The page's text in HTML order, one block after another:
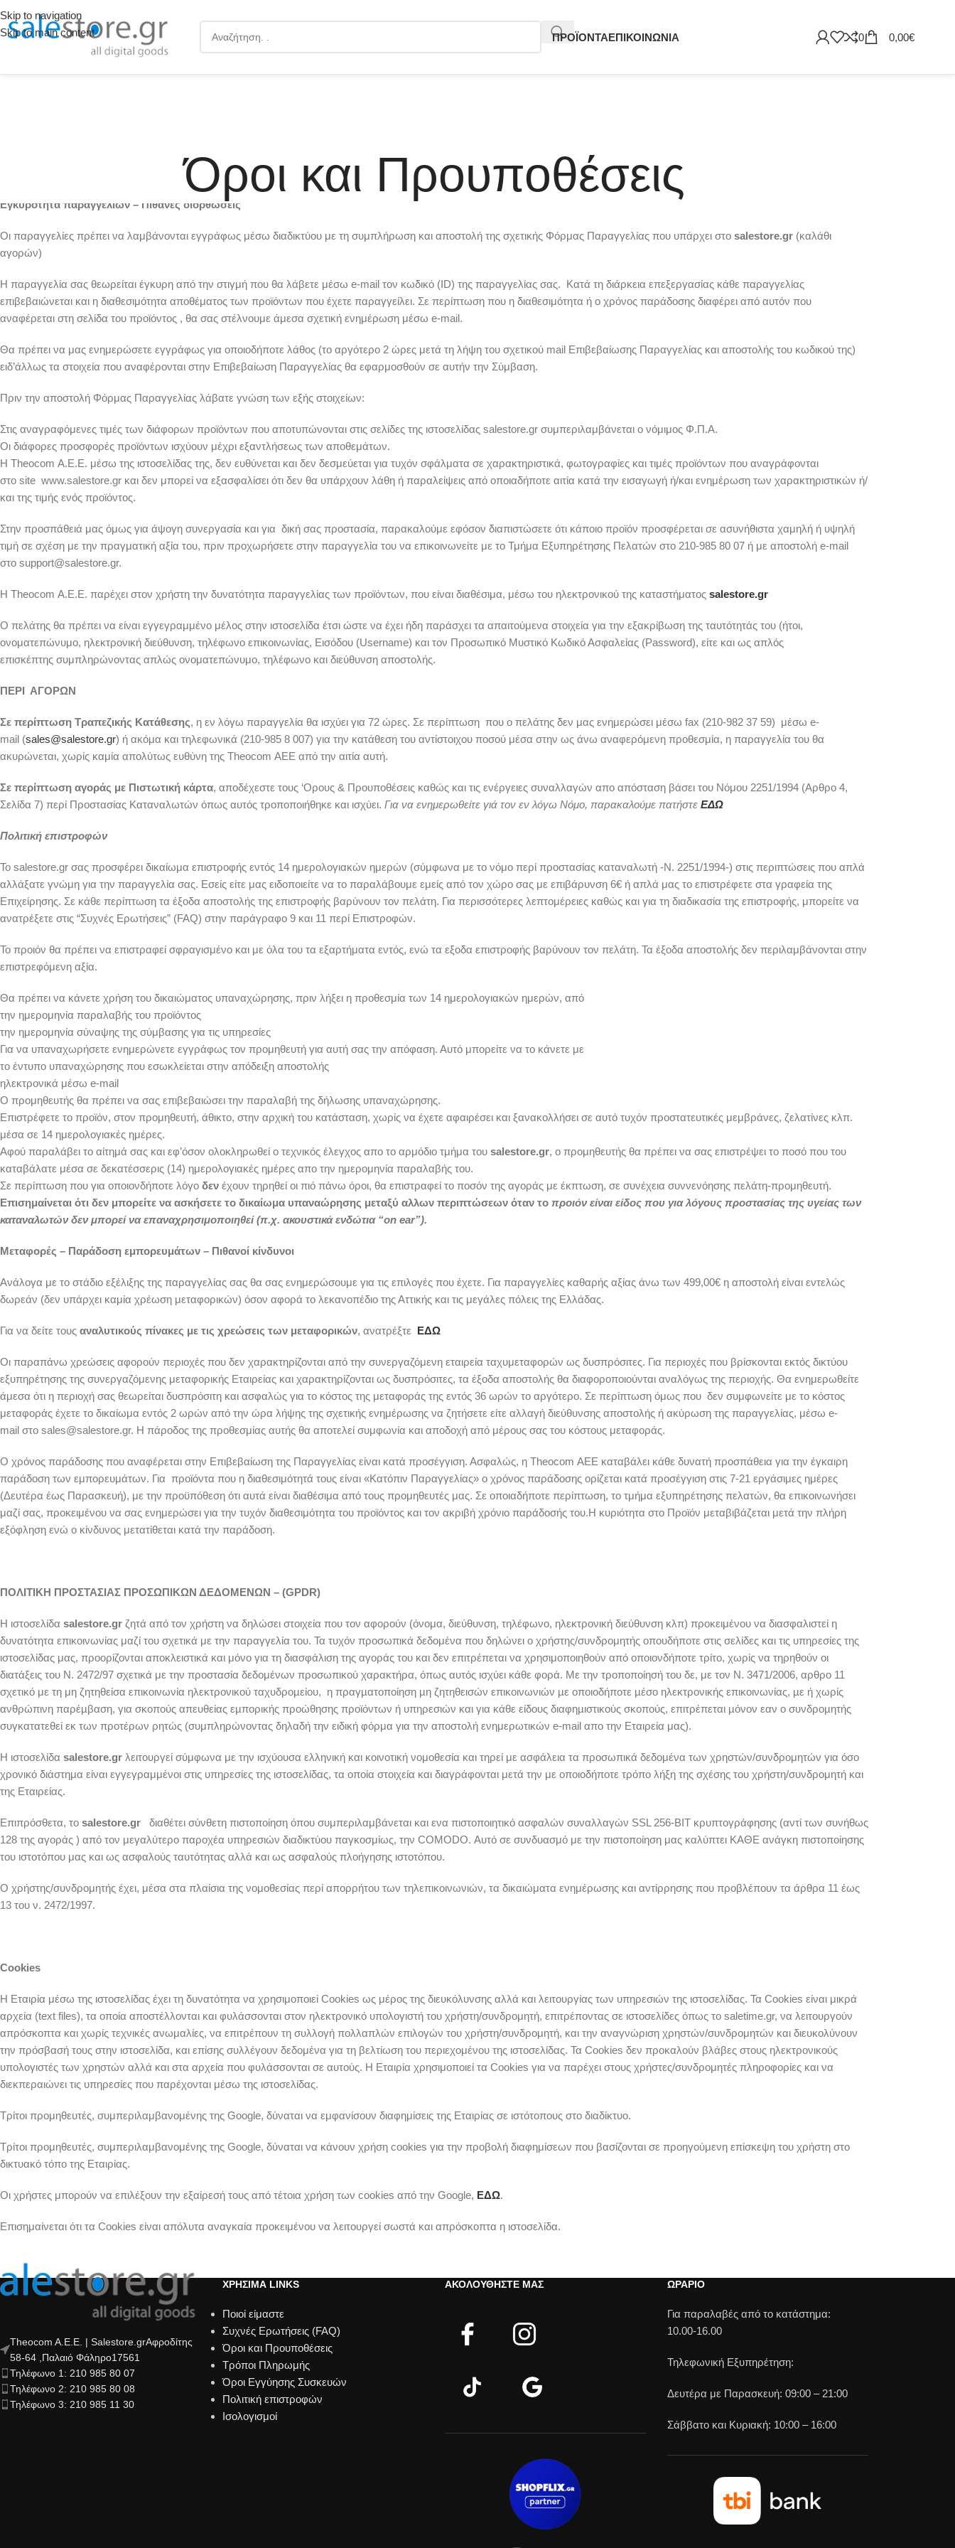
Skip to navigation
Skip to main content
ΠΡΟΪΟΝΤΑΕΠΙΚΟΙΝΩΝΙΑ 0 0,00€
Όροι και Προυποθέσεις
Εγκυρότητα παραγγελιών – Πιθανές διορθώσεις
Οι παραγγελίες πρέπει να λαμβάνονται εγγράφως μέσω διαδικτύου με τη συμπλήρωση και αποστολή της σχετικής Φόρμας Παραγγελίας που υπάρχει στο salestore.gr (καλάθι
αγορών)
H παραγγελία σας θεωρείται έγκυρη από την στιγμή που θα λάβετε μέσω e-mail τον κωδικό (ID) της παραγγελίας σας. Κατά τη διάρκεια επεξεργασίας κάθε παραγγελίας
επιβεβαιώνεται και η διαθεσιμότητα αποθέματος των προϊόντων που έχετε παραγγείλει. Σε περίπτωση που η διαθεσιμότητα ή ο χρόνος παράδοσης διαφέρει από αυτόν που
αναφέρεται στη σελίδα του προϊόντος , θα σας στέλνουμε άμεσα σχετική ενημέρωση μέσω e-mail.
Θα πρέπει να μας ενημερώσετε εγγράφως για οποιοδήποτε λάθος (το αργότερο 2 ώρες μετά τη λήψη του σχετικού mail Επιβεβαίωσης Παραγγελίας και αποστολής του κωδικού της)
ειδ’άλλως τα στοιχεία που αναφέρονται στην Επιβεβαίωση Παραγγελίας θα εφαρμοσθούν σε αυτήν την Σύμβαση.
Πριν την αποστολή Φόρμας Παραγγελίας λάβατε γνώση των εξής στοιχείων:
Στις αναγραφόμενες τιμές των διάφορων προϊόντων που αποτυπώνονται στις σελίδες της ιστοσελίδας salestore.gr συμπεριλαμβάνεται ο νόμιμος Φ.Π.Α.
Οι διάφορες προσφορές προϊόντων ισχύουν μέχρι εξαντλήσεως των αποθεμάτων.
Η Theocom Α.Ε.E. μέσω της ιστοσελίδας της, δεν ευθύνεται και δεν δεσμεύεται για τυχόν σφάλματα σε χαρακτηριστικά, φωτογραφίες και τιμές προϊόντων που αναγράφονται
στο site www.salestore.gr και δεν μπορεί να εξασφαλίσει ότι δεν θα υπάρχουν λάθη ή παραλείψεις από οποιαδήποτε αιτία κατά την εισαγωγή ή/και ενημέρωση των χαρακτηριστικών ή/
και της τιμής ενός προϊόντος.
Στην προσπάθειά μας όμως για άψογη συνεργασία και για δική σας προστασία, παρακαλούμε εφόσον διαπιστώσετε ότι κάποιο προϊόν προσφέρεται σε ασυνήθιστα χαμηλή ή υψηλή
τιμή σε σχέση με την πραγματική αξία του, πριν προχωρήσετε στην παραγγελία του να επικοινωνείτε με το Τμήμα Εξυπηρέτησης Πελατών στο 210-985 80 07 ή με αποστολή e-mail
στο support@salestore.gr.
Η Theocom Α.Ε.E. παρέχει στον χρήστη την δυνατότητα παραγγελίας των προϊόντων, που είναι διαθέσιμα, μέσω του ηλεκτρονικού της καταστήματος salestore.gr
Ο πελάτης θα πρέπει να είναι εγγεγραμμένο μέλος στην ιστοσελίδα έτσι ώστε να έχει ήδη παράσχει τα απαιτούμενα στοιχεία για την εξακρίβωση της ταυτότητάς του (ήτοι,
ονοματεπώνυμο, ηλεκτρονική διεύθυνση, τηλέφωνο επικοινωνίας, Εισόδου (Username) και τον Προσωπικό Μυστικό Κωδικό Ασφαλείας (Password), είτε και ως απλός
επισκέπτης συμπληρώνοντας απλώς ονοματεπώνυμο, τηλέφωνο και διεύθυνση αποστολής.
ΠΕΡΙ ΑΓΟΡΩΝ
Σε περίπτωση Τραπεζικής Κατάθεσης, η εν λόγω παραγγελία θα ισχύει για 72 ώρες. Σε περίπτωση που ο πελάτης δεν μας ενημερώσει μέσω fax (210-982 37 59) μέσω e-
mail (sales@salestore.gr) ή ακόμα και τηλεφωνικά (210-985 8 007) για την κατάθεση του αντίστοιχου ποσού μέσα στην ως άνω αναφερόμενη προθεσμία, η παραγγελία του θα
ακυρώνεται, χωρίς καμία απολύτως ευθύνη της Theocom AEE από την αιτία αυτή.
Σε περίπτωση αγοράς με Πιστωτική κάρτα, αποδέχεστε τους ‘Ορους & Προυποθέσεις καθώς και τις ενέργειες συναλλαγών απο απόσταση βάσει του Νόμου 2251/1994 (Αρθρο 4,
Σελίδα 7) περί Προστασίας Καταναλωτών όπως αυτός τροποποιήθηκε και ισχύει. Για να ενημερωθείτε γιά τον εν λόγω Νόμο, παρακαλούμε πατήστε ΕΔΩ
Πολιτική επιστροφών
Το salestore.gr σας προσφέρει δικαίωμα επιστροφής εντός 14 ημερολογιακών ημερών (σύμφωνα με το νόμο περί προστασίας καταναλωτή -Ν. 2251/1994-) στις περιπτώσεις που απλά
αλλάξατε γνώμη για την παραγγελία σας. Εσείς είτε μας ειδοποιείτε να το παραλάβουμε εμείς από τον χώρο σας με επιβάρυνση 6€ ή απλά μας το επιστρέφετε στα γραφεία της
Επιχείρησης. Σε κάθε περίπτωση τα έξοδα αποστολής της επιστροφής βαρύνουν τον πελάτη. Για περισσότερες λεπτομέρειες καθώς και για τη διαδικασία της επιστροφής, μπορείτε να
ανατρέξετε στις “Συχνές Ερωτήσεις” (FAQ) στην παράγραφο 9 και 11 περί Επιστροφών.
Το προιόν θα πρέπει να επιστραφεί σφραγισμένο και με όλα του τα εξαρτήματα εντός, ενώ τα εξοδα επιστροφής βαρύνουν τον πελάτη. Τα έξοδα αποστολής δεν περιλαμβάνονται στην
επιστρεφόμενη αξία.
Θα πρέπει να κάνετε χρήση του δικαιώματος υπαναχώρησης, πριν λήξει η προθεσμία των 14 ημερολογιακών ημερών, από
την ημερομηνία παραλαβής του προϊόντος
την ημερομηνία σύναψης της σύμβασης για τις υπηρεσίες
Για να υπαναχωρήσετε ενημερώνετε εγγράφως τον προμηθευτή για αυτή σας την απόφαση. Αυτό μπορείτε να το κάνετε με
το έντυπο υπαναχώρησης που εσωκλείεται στην απόδειξη αποστολής
ηλεκτρονικά μέσω e-mail
Ο προμηθευτής θα πρέπει να σας επιβεβαιώσει την παραλαβή της δήλωσης υπαναχώρησης.
Επιστρέφετε το προϊόν, στον προμηθευτή, άθικτο, στην αρχική του κατάσταση, χωρίς να έχετε αφαιρέσει και ξανακολλήσει σε αυτό τυχόν προστατευτικές μεμβράνες, ζελατίνες κλπ.
μέσα σε 14 ημερολογιακές ημέρες.
Αφού παραλάβει το αίτημά σας και εφ’όσον ολοκληρωθεί ο τεχνικός έλεγχος απο το αρμόδιο τμήμα του salestore.gr, ο προμηθευτής θα πρέπει να σας επιστρέψει το ποσό που του
καταβάλατε μέσα σε δεκατέσσερις (14) ημερολογιακές ημέρες απο την ημερομηνία παραλαβής του.
Σε περίπτωση που για οποιονδήποτε λόγο δεν έχουν τηρηθεί οι πιό πάνω όροι, θα επιστραφεί το ποσόν της αγοράς με έκπτωση, σε συνέχεια συννενόησης πελάτη-προμηθευτή.
Επισημαίνεται ότι δεν μπορείτε να ασκήσετε το δικαίωμα υπαναώρησης μεταξύ αλλων περιπτώσεων όταν το προιόν είναι είδος που για λόγους προστασίας της υγείας των
καταναλωτών δεν μπορεί να επαναχρησιμοποιηθεί (π.χ. ακουστικά ενδώτια “on ear”).
Μεταφορές – Παράδοση εμπορευμάτων – Πιθανοί κίνδυνοι
Ανάλογα με το στάδιο εξέλιξης της παραγγελίας σας θα σας ενημερώσουμε για τις επιλογές που έχετε. Για παραγγελίες καθαρής αξίας άνω των 499,00€ η αποστολή είναι εντελώς
δωρεάν (δεν υπάρχει καμία χρέωση μεταφορικών) όσον αφορά το λεκανοπέδιο της Αττικής και τις μεγάλες πόλεις της Ελλάδας.
Για να δείτε τους αναλυτικούς πίνακες με τις χρεώσεις των μεταφορικών, ανατρέξτε ΕΔΩ
Οι παραπάνω χρεώσεις αφορούν περιοχές που δεν χαρακτηρίζονται από την συνεργαζόμενη εταιρεία ταχυμεταφορών ως δυσπρόσιτες. Για περιοχές που βρίσκονται εκτός δικτύου
εξυπηρέτησης της συνεργαζόμενης μεταφορικής Εταιρείας και χαρακτηρίζονται ως δυσπρόσιτες, τα έξοδα αποστολής θα διαφοροποιούνται αναλόγως της περιοχής. Θα ενημερωθείτε
άμεσα ότι η περιοχή σας θεωρείται δυσπρόσιτη και ασφαλώς για το κόστος της μεταφοράς της εντός 36 ωρών το αργότερο. Σε περίπτωση όμως που δεν συμφωνείτε με το κόστος
μεταφοράς έχετε το δικαίωμα εντός 2 ωρών από την ώρα λήψης της σχετικής ενημέρωσης να ζητήσετε είτε αλλαγή διεύθυνσης αποστολής ή ακύρωση της παραγγελίας, μέσω e-
mail στο sales@salestore.gr. Η πάροδος της προθεσμίας αυτής θα αποτελεί συμφωνία και αποδοχή από μέρους σας του κόστους μεταφοράς.
Ο χρόνος παράδοσης που αναφέρεται στην Επιβεβαίωση της Παραγγελίας είναι κατά προσέγγιση. Ασφαλώς, η Theocom AEE καταβάλει κάθε δυνατή προσπάθεια για την έγκαιρη
παράδοση των εμπορευμάτων. Για προϊόντα που η διαθεσιμότητά τους είναι «Κατόπιν Παραγγελίας» ο χρόνος παράδοσης ορίζεται κατά προσέγγιση στις 7-21 εργάσιμες ημέρες
(Δευτέρα έως Παρασκευή), με την προϋπόθεση ότι αυτά είναι διαθέσιμα από τους προμηθευτές μας. Σε οποιαδήποτε περίπτωση, το τμήμα εξυπηρέτησης πελατών, θα επικοινωνήσει
μαζί σας, προκειμένου να σας ενημερώσει για την τυχόν διαθεσιμότητα του προϊόντος και τον ακριβή χρόνιο παράδοσής του.Η κυριότητα στο Προϊόν μεταβιβάζεται μετά την πλήρη
εξόφληση ενώ ο κίνδυνος μετατίθεται κατά την παράδοση.
ΠΟΛΙΤΙΚΗ ΠΡΟΣΤΑΣΙΑΣ ΠΡΟΣΩΠΙΚΩΝ ΔΕΔΟΜΕΝΩN – (GPDR)
Η ιστοσελίδα salestore.gr ζητά από τον χρήστη να δηλώσει στοιχεία που τον αφορούν (όνομα, διεύθυνση, τηλέφωνο, ηλεκτρονική διεύθυνση κλπ) προκειμένου να διασφαλιστεί η
δυνατότητα επικοινωνίας μαζί του σχετικά με την παραγγελία του. Τα τυχόν προσωπικά δεδομένα που δηλώνει ο χρήστης/συνδρομητής οπουδήποτε στις σελίδες και τις υπηρεσίες της
ιστοσελίδας μας, προορίζονται αποκλειστικά και μόνο για τη διασφάλιση της αγοράς του και δεν επιτρέπεται να χρησιμοποιηθούν από οποιονδήποτε τρίτο, χωρίς να τηρηθούν οι
διατάξεις του Ν. 2472/97 σχετικά με την προστασία δεδομένων προσωπικού χαρακτήρα, όπως αυτός ισχύει κάθε φορά. Με την τροποποίησή του δε, με τον Ν. 3471/2006, αρθρο 11
σχετικό με τη μη ζητηθείσα επικοινωνία ηλεκτρονικού ταχυδροµείου, η πραγµατοποίηση µη ζητηθεισών επικοινωνιών µε οποιοδήποτε µέσο ηλεκτρονικής επικοινωνίας, µε ή χωρίς
ανθρώπινη παρέµβαση, για σκοπούς απευθείας εµπορικής προώθησης προϊόντων ή υπηρεσιών και για κάθε είδους διαφηµιστικούς σκοπούς, επιτρέπεται µόνον εαν ο συνδροµητής
συγκατατεθεί εκ των προτέρων ρητώς (συμπληρώνοντας δηλαδή την ειδική φόρμα για την αποστολή ενημερωτικών e-mail απο την Εταιρεία μας).
Η ιστοσελίδα salestore.gr λειτουργεί σύμφωνα με την ισχύουσα ελληνική και κοινοτική νομοθεσία και τηρεί με ασφάλεια τα προσωπικά δεδομένα των χρηστών/συνδρομητών για όσο
χρονικό διάστημα είναι εγγεγραμμένοι στις υπηρεσίες της ιστοσελίδας, τα οποία στοιχεία και διαγράφονται μετά την με οποιοδήποτε τρόπο λήξη της σχέσης του χρήστη/συνδρομητή και
της Εταιρείας.
Επιπρόσθετα, το salestore.gr διαθέτει σύνθετη πιστοποίηση όπου συμπεριλαμβάνεται και ενα πιστοποιητικό ασφαλών συναλλαγών SSL 256-ΒΙΤ κρυπτογράφησης (αντί των συνήθως
128 της αγοράς ) από τον μεγαλύτερο παροχέα υπηρεσιών διαδικτύου παγκοσμίως, την COMODO. Αυτό σε συνδυασμό με την πιστοποίηση μας καλύπτει ΚΑΘΕ ανάγκη πιστοποίησης
του ιστοτόπου μας και ως ασφαλούς ταυτότητας αλλά και ως ασφαλούς πλοήγησης ιστοτόπου.
Ο χρήστης/συνδρομητής έχει, μέσα στα πλαίσια της νομοθεσίας περί απορρήτου των τηλεπικοινωνιών, τα δικαιώματα ενημέρωσης και αντίρρησης που προβλέπουν τα άρθρα 11 έως
13 του ν. 2472/1997.
Cookies
Η Εταιρία μέσω της ιστοσελίδας έχει τη δυνατότητα να χρησιμοποιεί Cookies ως μέρος της διευκόλυνσης αλλά και λειτουργίας των υπηρεσιών της ιστοσελίδας. Τα Cookies είναι μικρά
αρχεία (text files), τα οποία αποστέλλονται και φυλάσσονται στον ηλεκτρονικό υπολογιστή του χρήστη/συνδρομητή, επιτρέποντας σε ιστοσελίδες όπως το saletime.gr, να λειτουργούν
απρόσκοπτα και χωρίς τεχνικές ανωμαλίες, να επιτρέπουν τη συλλογή πολλαπλών επιλογών του χρήστη/συνδρομητή, και την αναγνώριση χρηστών/συνδρομητών και διευκολύνουν
την πρόσβασή τους στην ιστοσελίδα, και επίσης συλλέγουν δεδομένα για τη βελτίωση του περιεχομένου της ιστοσελίδας. Τα Cookies δεν προκαλούν βλάβες στους ηλεκτρονικούς
υπολογιστές των χρηστών αλλά και στα αρχεία που φυλάσσονται σε αυτούς. Η Εταιρία χρησιμοποιεί τα Cookies για να παρέχει στους χρήστες/συνδρομητές πληροφορίες και να
διεκπεραιώνει τις υπηρεσίες που παρέχονται μέσω της ιστοσελίδας.
Τρίτοι προμηθευτές, συμπεριλαμβανομένης της Google, δύναται να εμφανίσουν διαφημίσεις της Εταιρίας σε ιστότοπους στο διαδίκτυο.
Τρίτοι προμηθευτές, συμπεριλαμβανομένης της Google, δύναται να κάνουν χρήση cookies για την προβολή διαφημίσεων που βασίζονται σε προηγούμενη επίσκεψη του χρήστη στο
δικτυακό τόπο της Εταιρίας.
Οι χρήστες μπορούν να επιλέξουν την εξαίρεσή τους από τέτοια χρήση των cookies από την Google, ΕΔΩ.
Επισημαίνεται ότι τα Cookies είναι απόλυτα αναγκαία προκειμένου να λειτουργεί σωστά και απρόσκοπτα η ιστοσελίδα.
Theocom A.E.E. | Salestore.grΑφροδίτης
58-64 ,Παλαιό Φάληρο17561
Τηλέφωνο 1: 210 985 80 07
Τηλέφωνο 2: 210 985 80 08
Τηλέφωνο 3: 210 985 11 30
ΧΡΗΣΙΜΑ LINKS
Ποιοί είμαστε
Συχνές Ερωτήσεις (FAQ)
Όροι και Προυποθέσεις
Τρόποι Πληρωμής
Όροι Εγγύησης Συσκευών
Πολιτική επιστροφών
Ισολογισμοί
ΑΚΟΛΟΥΘΉΣΤΕ ΜΑΣ ΩΡΑΡΙΟ
Για παραλαβές από το κατάστημα:
10.00-16.00
Τηλεφωνική Εξυπηρέτηση:
Δευτέρα με Παρασκευή: 09:00 – 21:00
Σάββατο και Κυριακή: 10:00 – 16:00